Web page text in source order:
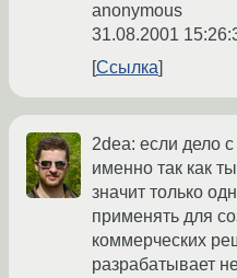
anonymous
31.08.2001
Ссылка
2dea: если дело
именно так как
значит только
применять для
коммерческих
разрабатывает